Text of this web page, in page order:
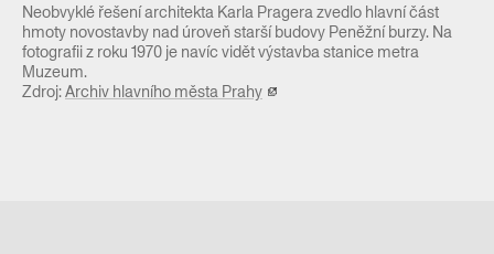
Neobvyklé řešení architekta Karla Pragera zvedlo hlavní část
hmoty novostavby nad úroveň starší budovy Peněžní burzy. Na
fotografii z roku 1970 je navíc vidět výstavba stanice metra
Muzeum.
Zdroj:Archiv hlavního města Prahy